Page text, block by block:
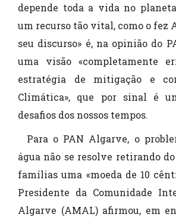
depende toda a vida no
um recurso tão vital, como o fez
seu discurso» é, na opinião do
uma visão «completamente
estratégia de mitigação e
Climática», que por sinal é
desafios dos nossos tempos.
Para o PAN Algarve, o
água não se resolve retirando
famílias uma «moeda de 10
Presidente da Comunidade
Algarve (AMAL) afirmou, em